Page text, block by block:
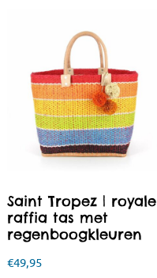
Saint Tropez | royale
raffia tas met
regenboogkleuren
€49,95